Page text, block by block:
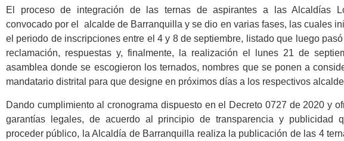
El proceso de integración de las ternas de aspirantes a las Alcaldías
convocado por el alcalde de Barranquilla y se dio en varias fases, las cuales
el periodo de inscripciones entre el 4 y 8 de septiembre, listado que luego
reclamación, respuestas y, finalmente, la realización el lunes 21 de
asamblea donde se escogieron los ternados, nombres que se ponen a
mandatario distrital para que designe en próximos días a los respectivos
Dando cumplimiento al cronograma dispuesto en el Decreto 0727 de 2020 y
garantías legales, de acuerdo al principio de transparencia y publicidad
proceder público, la Alcaldía de Barranquilla realiza la publicación de las 4